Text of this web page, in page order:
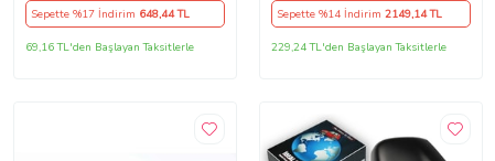
Sepette %17 İndirim 648,44 TL
69,16 TL'den Başlayan Taksitlerle
Sepette %14 İndirim 2149,14 TL
229,24 TL'den Başlayan Taksitlerle